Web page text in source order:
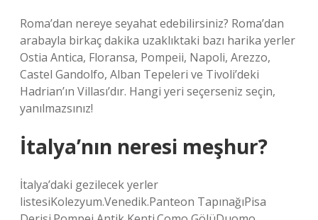
Roma’dan nereye seyahat edebilirsiniz? Roma’dan
arabayla birkaç dakika uzaklıktaki bazı harika yerler
Ostia Antica, Floransa, Pompeii, Napoli, Arezzo,
Castel Gandolfo, Alban Tepeleri ve Tivoli’deki
Hadrian’ın Villası’dır. Hangi yeri seçerseniz seçin,
yanılmazsınız!
İtalya’nın neresi meşhur?
İtalya’daki gezilecek yerler
listesiKolezyum.Venedik.Panteon TapınağıPisa